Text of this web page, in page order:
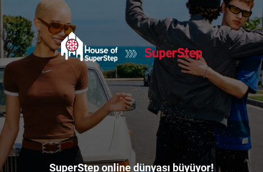
SuperStep online dünyası büyüyor!